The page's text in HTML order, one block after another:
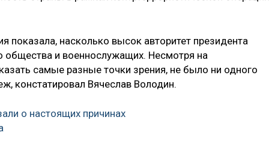
показала, насколько высок авторитет президента
общества и военнослужащих. Несмотря на
самые разные точки зрения, не было ни одного
констатировал Вячеслав Володин.
о настоящих причинах